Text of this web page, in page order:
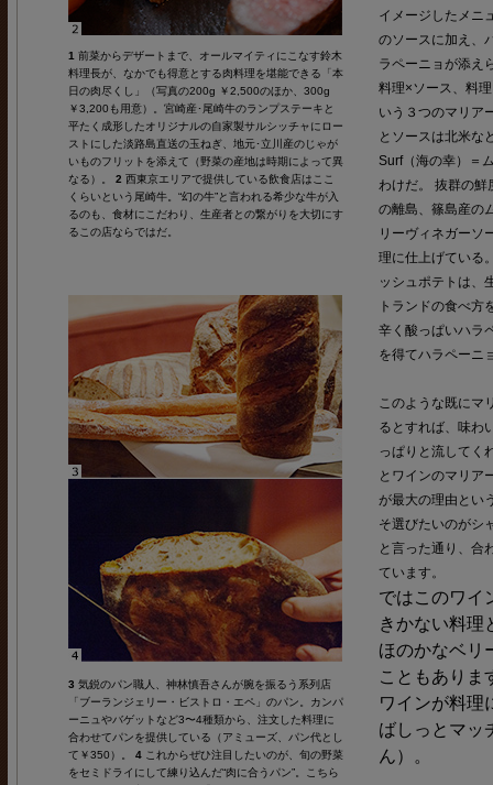
1 前菜からデザートまで、オールマイティにこなす鈴木
料理長が、なかでも得意とする肉料理を堪能できる「本
日の肉尽くし」（写真の200g ￥2,500のほか、300g
￥3,200も用意）。宮崎産･尾崎牛のランプステーキと
平たく成形したオリジナルの自家製サルシッチャにロー
ストにした淡路島直送の玉ねぎ、地元･立川産のじゃが
いものフリットを添えて（野菜の産地は時期によって異
なる）。 2 西東京エリアで提供している飲食店はここ
くらいという尾崎牛。“幻の牛”と言われる希少な牛が入
るのも、食材にこだわり、生産者との繋がりを大切にす
るこの店ならではだ。
3 気鋭のパン職人、神林慎吾さんが腕を振るう系列店
「ブーランジェリー・ビストロ・エペ」のパン。カンパ
ーニュやバゲットなど3〜4種類から、注文した料理に
合わせてパンを提供している（アミューズ、パン代とし
て￥350）。 4 これからぜひ注目したいのが、旬の野菜
をセミドライにして練り込んだ“肉に合うパン”。こちら
イメージしたメニ
のソースに加え、
ラペーニョが添え
料理×ソース、料
いう３つのマリア
とソースは北米な
Surf（海の幸）＝
わけだ。 抜群の鮮
の離島、篠島産の
リーヴィネガーソ
理に仕上げている
ッシュポテトは、
トランドの食べ方
辛く酸っぱいハラ
を得てハラペーニ
このような既にマ
るとすれば、味わ
っぱりと流して
とワインのマリア
が最大の理由とい
そ選びたいのがシ
と言った通り、合
ています。
ではこのワイ
きかない料理
ほのかなベリ
こともありま
ワインが料理
ばしっとマッ
ん）。